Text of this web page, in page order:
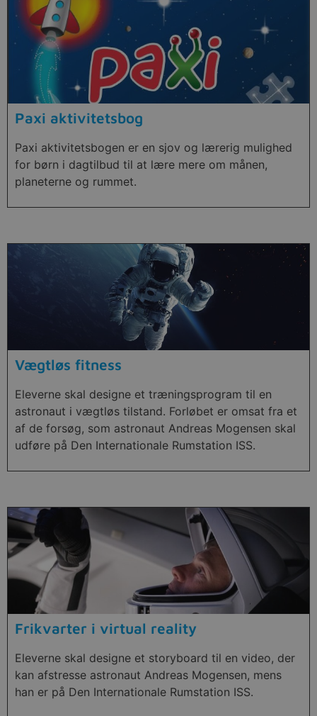
Paxi aktivitetsbog
Paxi aktivitetsbogen er en sjov og lærerig mulighed
for børn i dagtilbud til at lære mere om månen,
planeterne og rummet.
Vægtløs fitness
Eleverne skal designe et træningsprogram til en
astronaut i vægtløs tilstand. Forløbet er omsat fra et
af de forsøg, som astronaut Andreas Mogensen skal
udføre på Den Internationale Rumstation ISS.
Frikvarter i virtual reality
Eleverne skal designe et storyboard til en video, der
kan afstresse astronaut Andreas Mogensen, mens
han er på Den Internationale Rumstation ISS.